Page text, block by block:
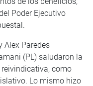
Poder Ejecutivo
Alex Paredes
(PL) saludaron la
como
Lo mismo hizo